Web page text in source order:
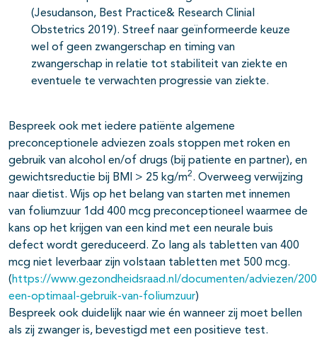
(Jesudanson, Best Practice& Research Clinial
Obstetrics 2019). Streef naar geïnformeerde keuze
wel of geen zwangerschap en timing van
zwangerschap in relatie tot stabiliteit van ziekte en
eventuele te verwachten progressie van ziekte.
Bespreek ook met iedere patiënte algemene
preconceptionele adviezen zoals stoppen met roken en
gebruik van alcohol en/of drugs (bij patiente en partner), en
gewichtsreductie bij BMI > 25 kg/m2. Overweeg verwijzing
naar dietist. Wijs op het belang van starten met innemen
van foliumzuur 1dd 400 mcg preconceptioneel waarmee de
kans op het krijgen van een kind met een neurale buis
defect wordt gereduceerd. Zo lang als tabletten van 400
mcg niet leverbaar zijn volstaan tabletten met 500 mcg.
( https://www.gezondheidsraad.nl/documenten/adviezen/
een-optimaal-gebruik-van-foliumzuur)
Bespreek ook duidelijk naar wie én wanneer zij moet bellen
als zij zwanger is, bevestigd met een positieve test.